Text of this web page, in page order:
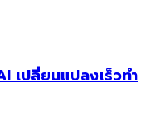
เปลี่ยนแปลงเร็วทำ